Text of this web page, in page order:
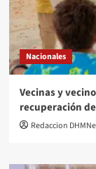
Nacionales
Vecinas y
recuperación
Redaccion